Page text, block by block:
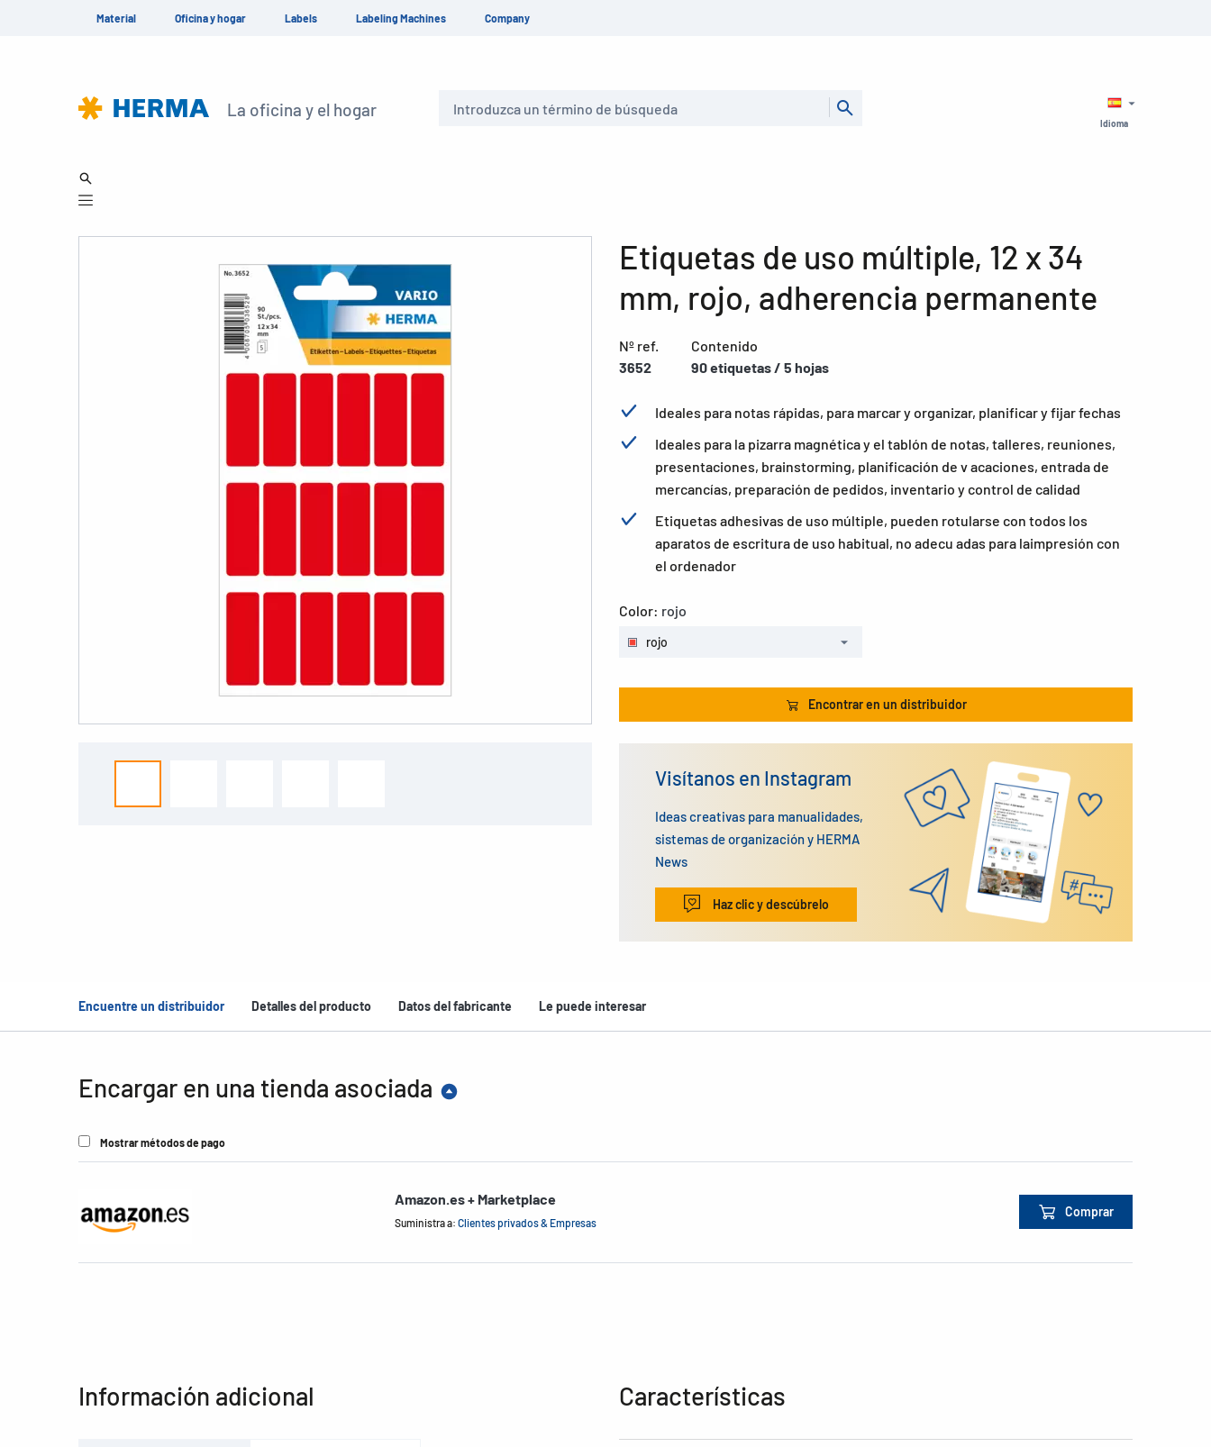
Material Oficina y hogar Labels Labeling Machines Company
La oficina y el hogar
Idioma
Etiquetas de uso múltiple, 12 x 34
mm, rojo, adherencia permanente
Nº ref.
3652
Contenido
90 etiquetas / 5 hojas
Ideales para notas rápidas, para marcar y organizar, planificar y fijar fechas
Ideales para la pizarra magnética y el tablón de notas, talleres, reuniones,
presentaciones, brainstorming, planificación de v acaciones, entrada de
mercancías, preparación de pedidos, inventario y control de calidad
Etiquetas adhesivas de uso múltiple, pueden rotularse con todos los
aparatos de escritura de uso habitual, no adecu adas para laimpresión con
el ordenador
Color: rojo
rojo
Encontrar en un distribuidor
Visítanos en Instagram
Ideas creativas para manualidades,
sistemas de organización y HERMA
News
Haz clic y descúbrelo
Encuentre un distribuidor Detalles del producto Datos del fabricante Le puede interesar
Encargar en una tienda asociada
Mostrar métodos de pago
Amazon.es + Marketplace
Suministra a: Clientes privados & Empresas
Comprar
Información adicional Características